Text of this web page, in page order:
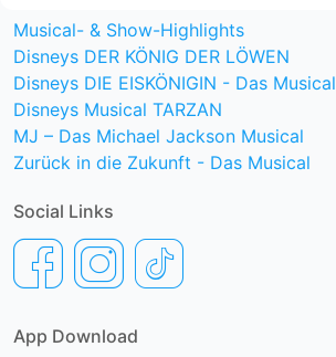
Musical- & Show-Highlights
Disneys DER KÖNIG DER LÖWEN
Disneys DIE EISKÖNIGIN - Das Musical
Disneys Musical TARZAN
MJ – Das Michael Jackson Musical
Zurück in die Zukunft - Das Musical
Social Links
App Download